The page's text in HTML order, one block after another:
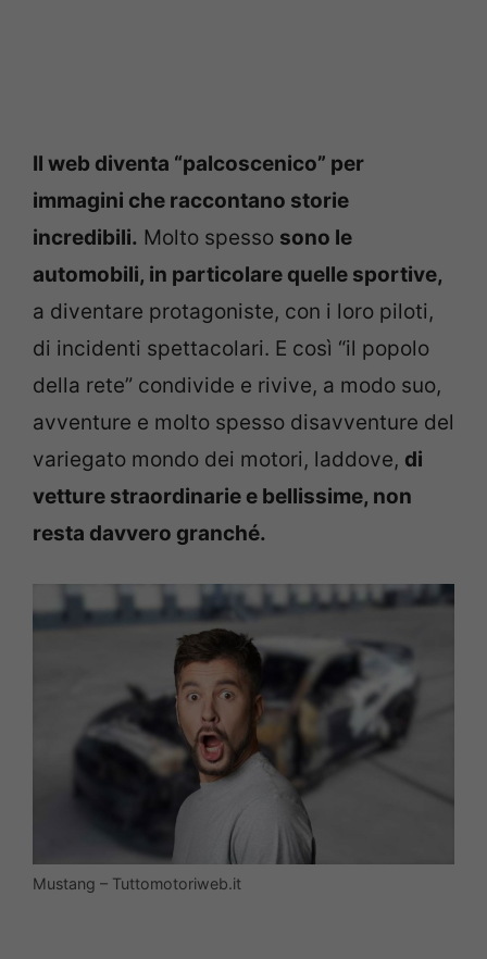
Il web diventa “palcoscenico” per
immagini che raccontano storie
incredibili. Molto spesso sono le
automobili, in particolare quelle sportive,
a diventare protagoniste, con i loro piloti,
di incidenti spettacolari. E così “il popolo
della rete” condivide e rivive, a modo suo,
avventure e molto spesso disavventure del
variegato mondo dei motori, laddove, di
vetture straordinarie e bellissime, non
resta davvero granché.
Mustang – Tuttomotoriweb.it